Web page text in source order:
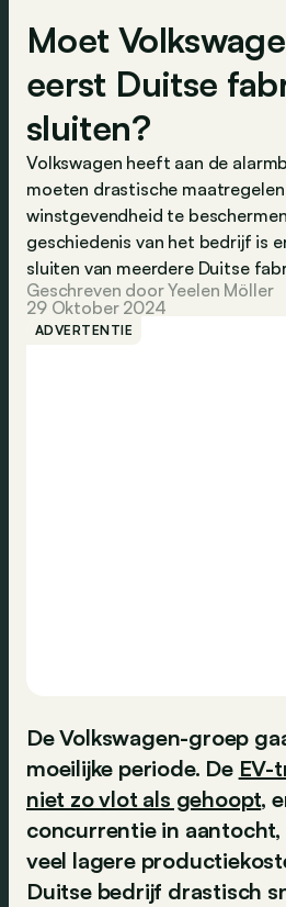
Moet
eerst Duitse
sluiten?
Volkswagen heeft aan de
moeten drastische
winstgevendheid te
geschiedenis van het bedrijf is
sluiten van meerdere Duitse
Geschreven door Yeelen Möller
29 Oktober 2024
ADVERTENTIE
De Volkswagen-groep
moeilijke periode. De EV-
niet zo vlot als gehoopt,
concurrentie in
veel lagere
Duitse bedrijf drastisch